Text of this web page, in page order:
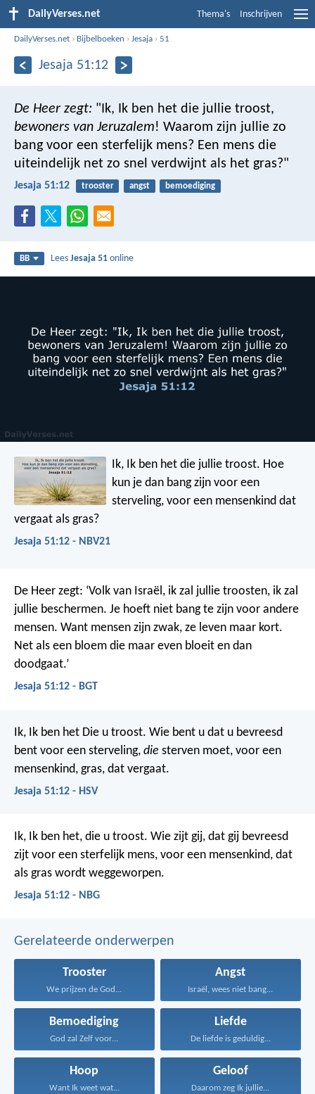
DailyVerses.net Thema's Inschrijven
DailyVerses.net › Bijbelboeken ›Jesaja ›51
Jesaja 51:12
De Heer zegt: "Ik, Ik ben het die jullie troost,
bewoners van Jeruzalem! Waarom zijn jullie zo
bang voor een sterfelijk mens? Een mens die
uiteindelijk net zo snel verdwijnt als het gras?"
Jesaja 51:12 trooster angst bemoediging
BB LeesJesaja 51 online
Ik, Ik ben het die jullie troost. Hoe
kun je dan bang zijn voor een
sterveling, voor een mensenkind dat
vergaat als gras?
Jesaja 51:12 - NBV21
De Heer zegt: ‘Volk van Israël, ik zal jullie troosten, ik zal
jullie beschermen. Je hoeft niet bang te zijn voor andere
mensen. Want mensen zijn zwak, ze leven maar kort.
Net als een bloem die maar even bloeit en dan
doodgaat.’
Jesaja 51:12 - BGT
Ik, Ik ben het Die u troost. Wie bent u dat u bevreesd
bent voor een sterveling, die sterven moet, voor een
mensenkind, gras, dat vergaat.
Jesaja 51:12 - HSV
Ik, Ik ben het, die u troost. Wie zijt gij, dat gij bevreesd
zijt voor een sterfelijk mens, voor een mensenkind, dat
als gras wordt weggeworpen.
Jesaja 51:12 - NBG
Gerelateerde onderwerpen
Trooster
We prijzen de God...
Angst
Israël, wees niet bang...
Bemoediging
God zal Zelf voor...
Liefde
De liefde is geduldig...
Hoop
Want Ik weet wat...
Geloof
Daarom zeg Ik jullie...